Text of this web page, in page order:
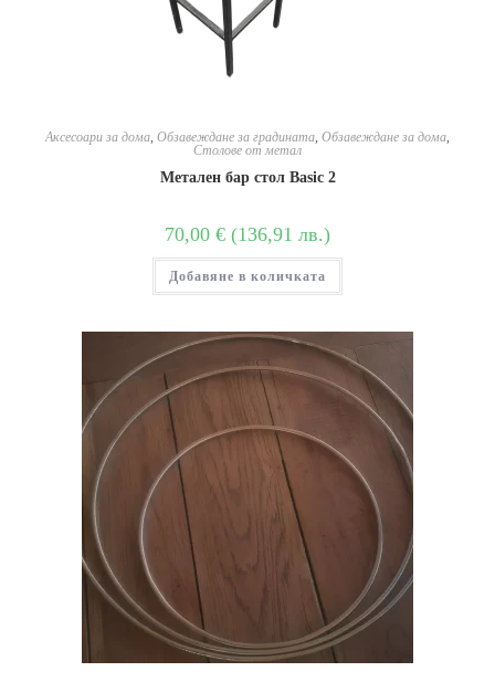
Аксесоари за дома, Обзавеждане за градината, Обзавеждане за дома,
Столове от метал
Метален бар стол Basic 2
70,00 € (136,91 лв.)
Добавяне в количката